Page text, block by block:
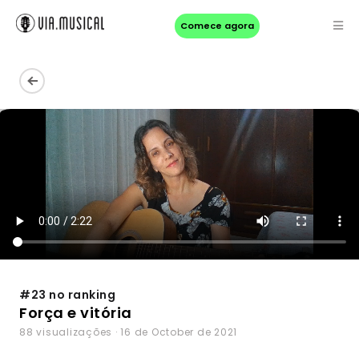
Comece agora
#23 no ranking
Força e vitória
88 visualizações · 16 de October de 2021